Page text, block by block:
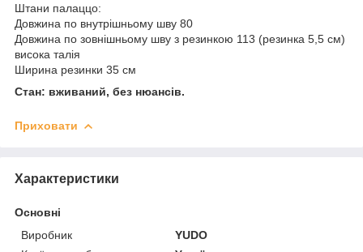
Штани палаццо:
Довжина по внутрішньому шву 80
Довжина по зовнішньому шву з резинкою 113 (резинка 5,5 см)
висока талія
Ширина резинки 35 см
Стан: вживаний, без нюансів.
Приховати
Характеристики
Основні
Виробник
YUDO